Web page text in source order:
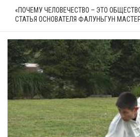
«ПОЧЕМУ ЧЕЛОВЕЧЕСТВО – ЭТО
СТАТЬЯ ОСНОВАТЕЛЯ ФАЛУНЬГУН